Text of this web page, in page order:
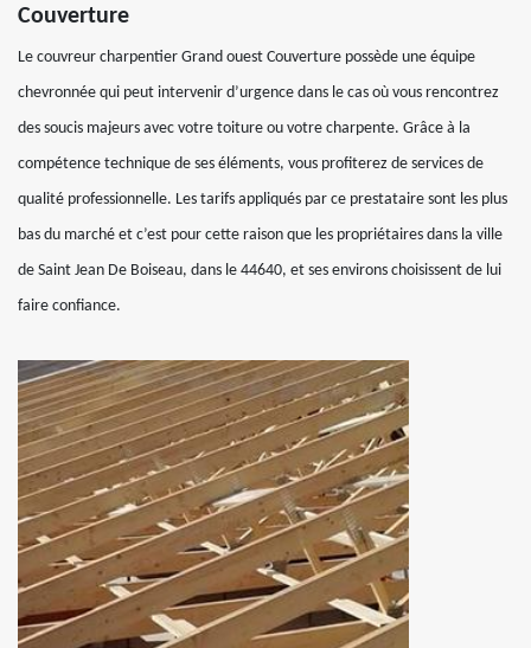
Couverture
Le couvreur charpentier Grand ouest Couverture possède une équipe
chevronnée qui peut intervenir d’urgence dans le cas où vous rencontrez
des soucis majeurs avec votre toiture ou votre charpente. Grâce à la
compétence technique de ses éléments, vous profiterez de services de
qualité professionnelle. Les tarifs appliqués par ce prestataire sont les plus
bas du marché et c’est pour cette raison que les propriétaires dans la ville
de Saint Jean De Boiseau, dans le 44640, et ses environs choisissent de lui
faire confiance.